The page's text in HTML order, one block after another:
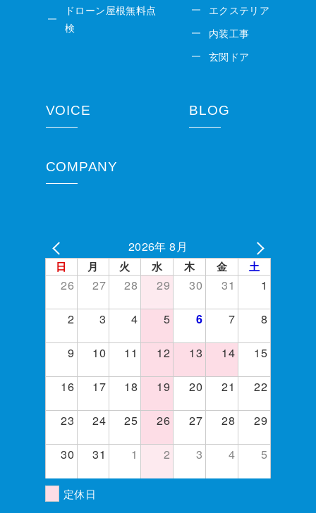
ドローン屋根無料点
検
エクステリア
内装工事
玄関ドア
VOICE BLOG
COMPANY
2026年 8月
日 月 火 水 木 金 土
26 27 28 29 30 31
1
2
3 4 5 6 7
8
9
10 11 12 13 14
15
16
17 18 19 20 21
22
23
24 25 26 27 28
29
30
31 1 2 3 4 5
定休日